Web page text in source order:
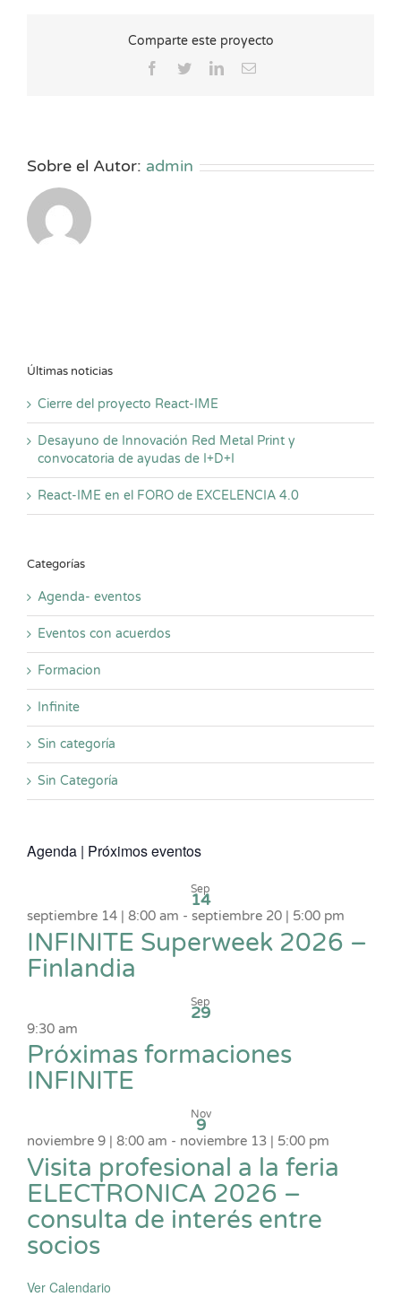
Comparte este proyecto
Facebook
TwitterLinkedInCorreo
Sobre el Autor: admin
Últimas noticias
Cierre del proyecto React-IME
Desayuno de Innovación Red Metal Print y
convocatoria de ayudas de I+D+I
React-IME en el FORO de EXCELENCIA 4.0
Categorías
Agenda- eventos
Eventos con acuerdos
Formacion
Infinite
Sin categoría
Sin Categoría
Agenda | Próximos eventos
Sep
14
septiembre 14 | 8:00 am - septiembre 20 | 5:00 pm
INFINITE Superweek 2026 –
Finlandia
Sep
29
9:30 am
Próximas formaciones
INFINITE
Nov
9
noviembre 9 | 8:00 am - noviembre 13 | 5:00 pm
Visita profesional a la feria
ELECTRONICA 2026 –
consulta de interés entre
socios
Ver Calendario